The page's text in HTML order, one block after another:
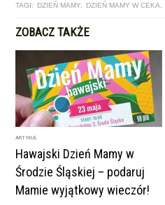
TAGI: DZIEŃ MAMY DZIEŃ MAMY W CEKA
ZOBACZ TAKŻE
ARTYKUŁ
Hawajski Dzień Mamy w
Środzie Śląskiej – podaruj
Mamie wyjątkowy wieczór!